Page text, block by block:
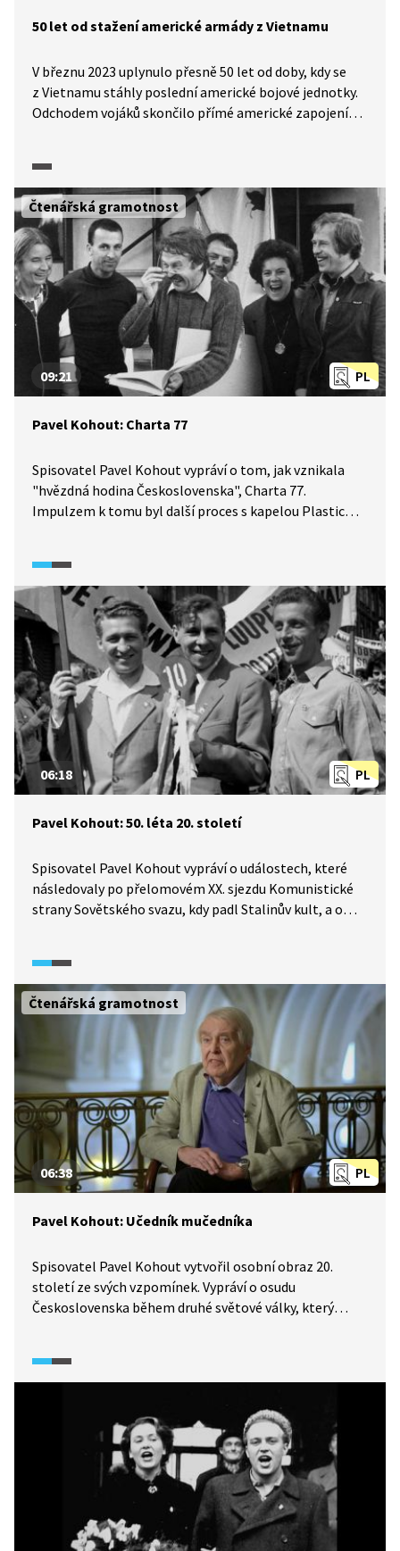
50 let od stažení americké armády z Vietnamu
V březnu 2023 uplynulo přesně 50 let od doby, kdy se
z Vietnamu stáhly poslední americké bojové jednotky.
Odchodem vojáků skončilo přímé americké zapojení
neúspěch ve Vietnamu ovlivnil zahraniční politiku USA,
hovoří amerikanista Kryštof Kozák.
Čtenářská gramotnost
PL
09:21
Pavel Kohout: Charta 77
Spisovatel Pavel Kohout vypráví o tom, jak vznikala
"hvězdná hodina Československa", Charta 77.
Impulzem k tomu byl další proces s kapelou Plastic
z toho, že nedodržuje své vlastní zákony. Tento nápad
se ukázal být nosným a díky němu petici podepsaly
spousty lidí. Co se dělo poté? Jak Kohout vnímá
Antichartu? Video je doplněno o dobové záběry
a ukázky z tisku.
PL
06:18
Pavel Kohout: 50. léta 20. století
Spisovatel Pavel Kohout vypráví o událostech, které
následovaly po přelomovém XX. sjezdu Komunistické
strany Sovětského svazu, kdy padl Stalinův kult, a o
který tušil, ale odmítal ho vidět, stejně jako spousta
jeho vrstevníků. Jak se z té kaše on a jeho přátelé
dostali? Pasáž je doplněna o dobová videa a ukázky
Čtenářská gramotnost
PL
06:38
Pavel Kohout: Učedník mučedníka
Spisovatel Pavel Kohout vytvořil osobní obraz 20.
století ze svých vzpomínek. Vypráví o osudu
Československa během druhé světové války, který
samý člověk byl pak popraven po atentátu
atentátníky. Jmenoval se Vladimír Petřek. Ten byl
nejen pravoslavným knězem, ale i patriotem, který
viděl jedinou naši naději ve spojenectví ve Sověty a tím
předurčil Kohoutovo budoucí politické směřování.